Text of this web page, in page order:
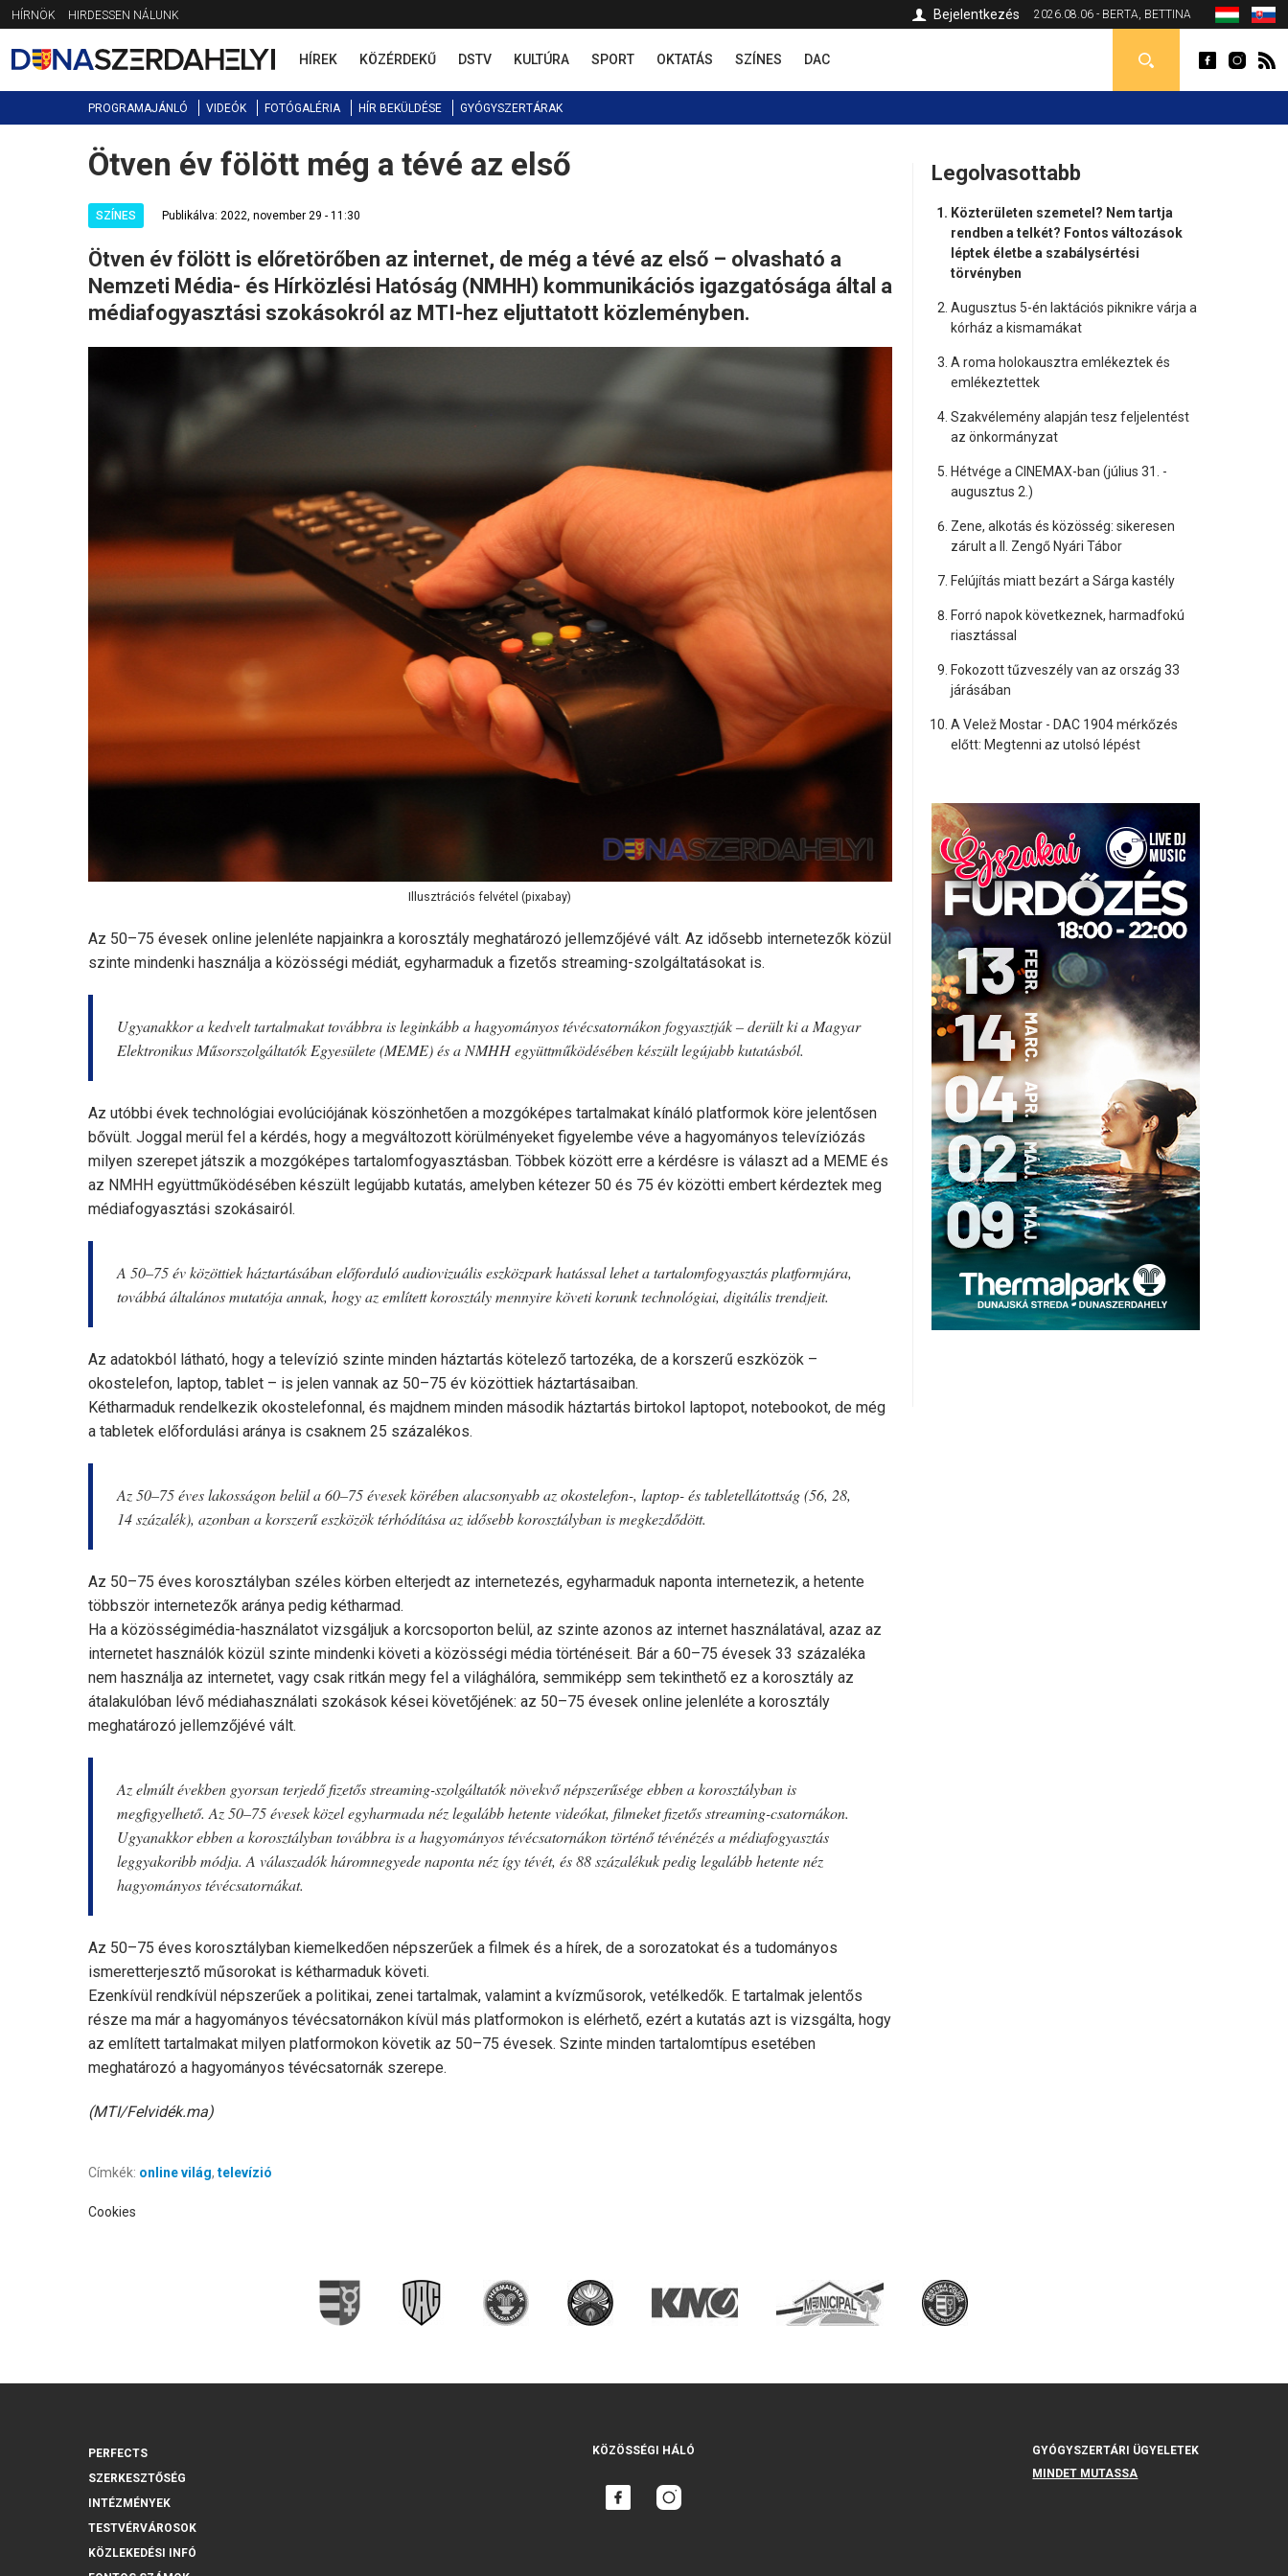
Jump
to
navigation
HÍRNÖK HIRDESSEN NÁLUNK 2026.08.06 - BERTA, BETTINA
Bejelentkezés
HÍREK KÖZÉRDEKŰ DSTV KULTÚRA SPORT OKTATÁS SZÍNES DAC
PROGRAMAJÁNLÓ VIDEÓK FOTÓGALÉRIA HÍR BEKÜLDÉSE GYÓGYSZERTÁRAK
Back
to
Ötven év fölött még a tévé az első
SZÍNES Publikálva: 2022, november 29 - 11:30
Ötven év fölött is előretörőben az internet, de még a tévé az első – olvasható a
Nemzeti Média- és Hírközlési Hatóság (NMHH) kommunikációs igazgatósága által a
médiafogyasztási szokásokról az MTI-hez eljuttatott közleményben.
Illusztrációs felvétel (pixabay)
Az 50–75 évesek online jelenléte napjainkra a korosztály meghatározó jellemzőjévé vált. Az idősebb internetezők közül
szinte mindenki használja a közösségi médiát, egyharmaduk a fizetős streaming-szolgáltatásokat is.
Ugyanakkor a kedvelt tartalmakat továbbra is leginkább a hagyományos tévécsatornákon fogyasztják – derült ki a Magyar
Elektronikus Műsorszolgáltatók Egyesülete (MEME) és a NMHH együttműködésében készült legújabb kutatásból.
Az utóbbi évek technológiai evolúciójának köszönhetően a mozgóképes tartalmakat kínáló platformok köre jelentősen
bővült. Joggal merül fel a kérdés, hogy a megváltozott körülményeket figyelembe véve a hagyományos televíziózás
milyen szerepet játszik a mozgóképes tartalomfogyasztásban. Többek között erre a kérdésre is választ ad a MEME és
az NMHH együttműködésében készült legújabb kutatás, amelyben kétezer 50 és 75 év közötti embert kérdeztek meg
médiafogyasztási szokásairól.
A 50–75 év közöttiek háztartásában előforduló audiovizuális eszközpark hatással lehet a tartalomfogyasztás platformjára,
továbbá általános mutatója annak, hogy az említett korosztály mennyire követi korunk technológiai, digitális trendjeit.
Az adatokból látható, hogy a televízió szinte minden háztartás kötelező tartozéka, de a korszerű eszközök –
okostelefon, laptop, tablet – is jelen vannak az 50–75 év közöttiek háztartásaiban.
Kétharmaduk rendelkezik okostelefonnal, és majdnem minden második háztartás birtokol laptopot, notebookot, de még
a tabletek előfordulási aránya is csaknem 25 százalékos.
Az 50–75 éves lakosságon belül a 60–75 évesek körében alacsonyabb az okostelefon-, laptop- és tabletellátottság (56, 28,
14 százalék), azonban a korszerű eszközök térhódítása az idősebb korosztályban is megkezdődött.
Az 50–75 éves korosztályban széles körben elterjedt az internetezés, egyharmaduk naponta internetezik, a hetente
többször internetezők aránya pedig kétharmad.
Ha a közösségimédia-használatot vizsgáljuk a korcsoporton belül, az szinte azonos az internet használatával, azaz az
internetet használók közül szinte mindenki követi a közösségi média történéseit. Bár a 60–75 évesek 33 százaléka
nem használja az internetet, vagy csak ritkán megy fel a világhálóra, semmiképp sem tekinthető ez a korosztály az
átalakulóban lévő médiahasználati szokások kései követőjének: az 50–75 évesek online jelenléte a korosztály
meghatározó jellemzőjévé vált.
Az elmúlt években gyorsan terjedő fizetős streaming-szolgáltatók növekvő népszerűsége ebben a korosztályban is
megfigyelhető. Az 50–75 évesek közel egyharmada néz legalább hetente videókat, filmeket fizetős streaming-csatornákon.
Ugyanakkor ebben a korosztályban továbbra is a hagyományos tévécsatornákon történő tévénézés a médiafogyasztás
leggyakoribb módja. A válaszadók háromnegyede naponta néz így tévét, és 88 százalékuk pedig legalább hetente néz
hagyományos tévécsatornákat.
Az 50–75 éves korosztályban kiemelkedően népszerűek a filmek és a hírek, de a sorozatokat és a tudományos
ismeretterjesztő műsorokat is kétharmaduk követi.
Ezenkívül rendkívül népszerűek a politikai, zenei tartalmak, valamint a kvízműsorok, vetélkedők. E tartalmak jelentős
része ma már a hagyományos tévécsatornákon kívül más platformokon is elérhető, ezért a kutatás azt is vizsgálta, hogy
az említett tartalmakat milyen platformokon követik az 50–75 évesek. Szinte minden tartalomtípus esetében
meghatározó a hagyományos tévécsatornák szerepe.
(MTI/Felvidék.ma)
Címkék: online világ, televízió
Cookies
Legolvasottabb
Közterületen szemetel? Nem tartja
rendben a telkét? Fontos változások
léptek életbe a szabálysértési
törvényben
Augusztus 5-én laktációs piknikre várja a
kórház a kismamákat
A roma holokausztra emlékeztek és
emlékeztettek
Szakvélemény alapján tesz feljelentést
az önkormányzat
Hétvége a CINEMAX-ban (július 31. -
augusztus 2.)
Zene, alkotás és közösség: sikeresen
zárult a II. Zengő Nyári Tábor
Felújítás miatt bezárt a Sárga kastély
Forró napok következnek, harmadfokú
riasztással
Fokozott tűzveszély van az ország 33
járásában
A Velež Mostar - DAC 1904 mérkőzés
előtt: Megtenni az utolsó lépést
PERFECTS
SZERKESZTŐSÉG
INTÉZMÉNYEK
TESTVÉRVÁROSOK
KÖZLEKEDÉSI INFÓ
KÖZÖSSÉGI HÁLÓ
GYÓGYSZERTÁRI ÜGYELETEK
MINDET MUTASSA